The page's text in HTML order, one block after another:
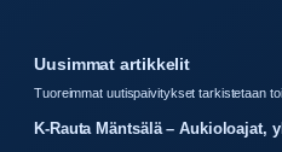
Uusimmat artikkelit
Tuoreimmat uutispaivitykset tarkistetaan
K-Rauta Mäntsälä – Aukioloajat,